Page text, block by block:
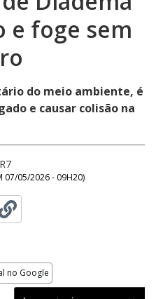
e foge sem
do meio ambiente, é
e causar colisão na
07/05/2026 - 09H20)
no Google